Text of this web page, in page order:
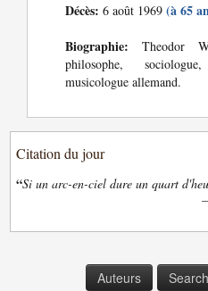
Décès: 6 août 1969(à 65
Biographie: Theodor
philosophe,
musicologue allemand.
Citation du jour
“Si un arc-en-ciel dure un quart
Auteurs Search